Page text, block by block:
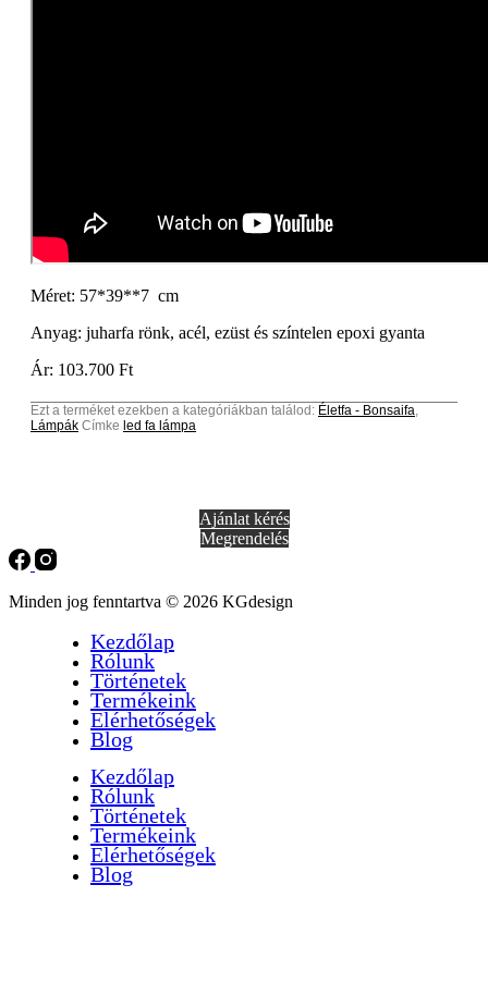
Méret: 57*39**7 cm
Anyag: juharfa rönk, acél, ezüst és színtelen epoxi gyanta
Ár: 103.700 Ft
Ezt a terméket ezekben a kategóriákban találod: Életfa - Bonsaifa,
Lámpák Címke led fa lámpa
Ajánlat kérés
Megrendelés
Minden jog fenntartva © 2026 KGdesign
Kezdőlap
Rólunk
Történetek
Termékeink
Elérhetőségek
Blog
Kezdőlap
Rólunk
Történetek
Termékeink
Elérhetőségek
Blog